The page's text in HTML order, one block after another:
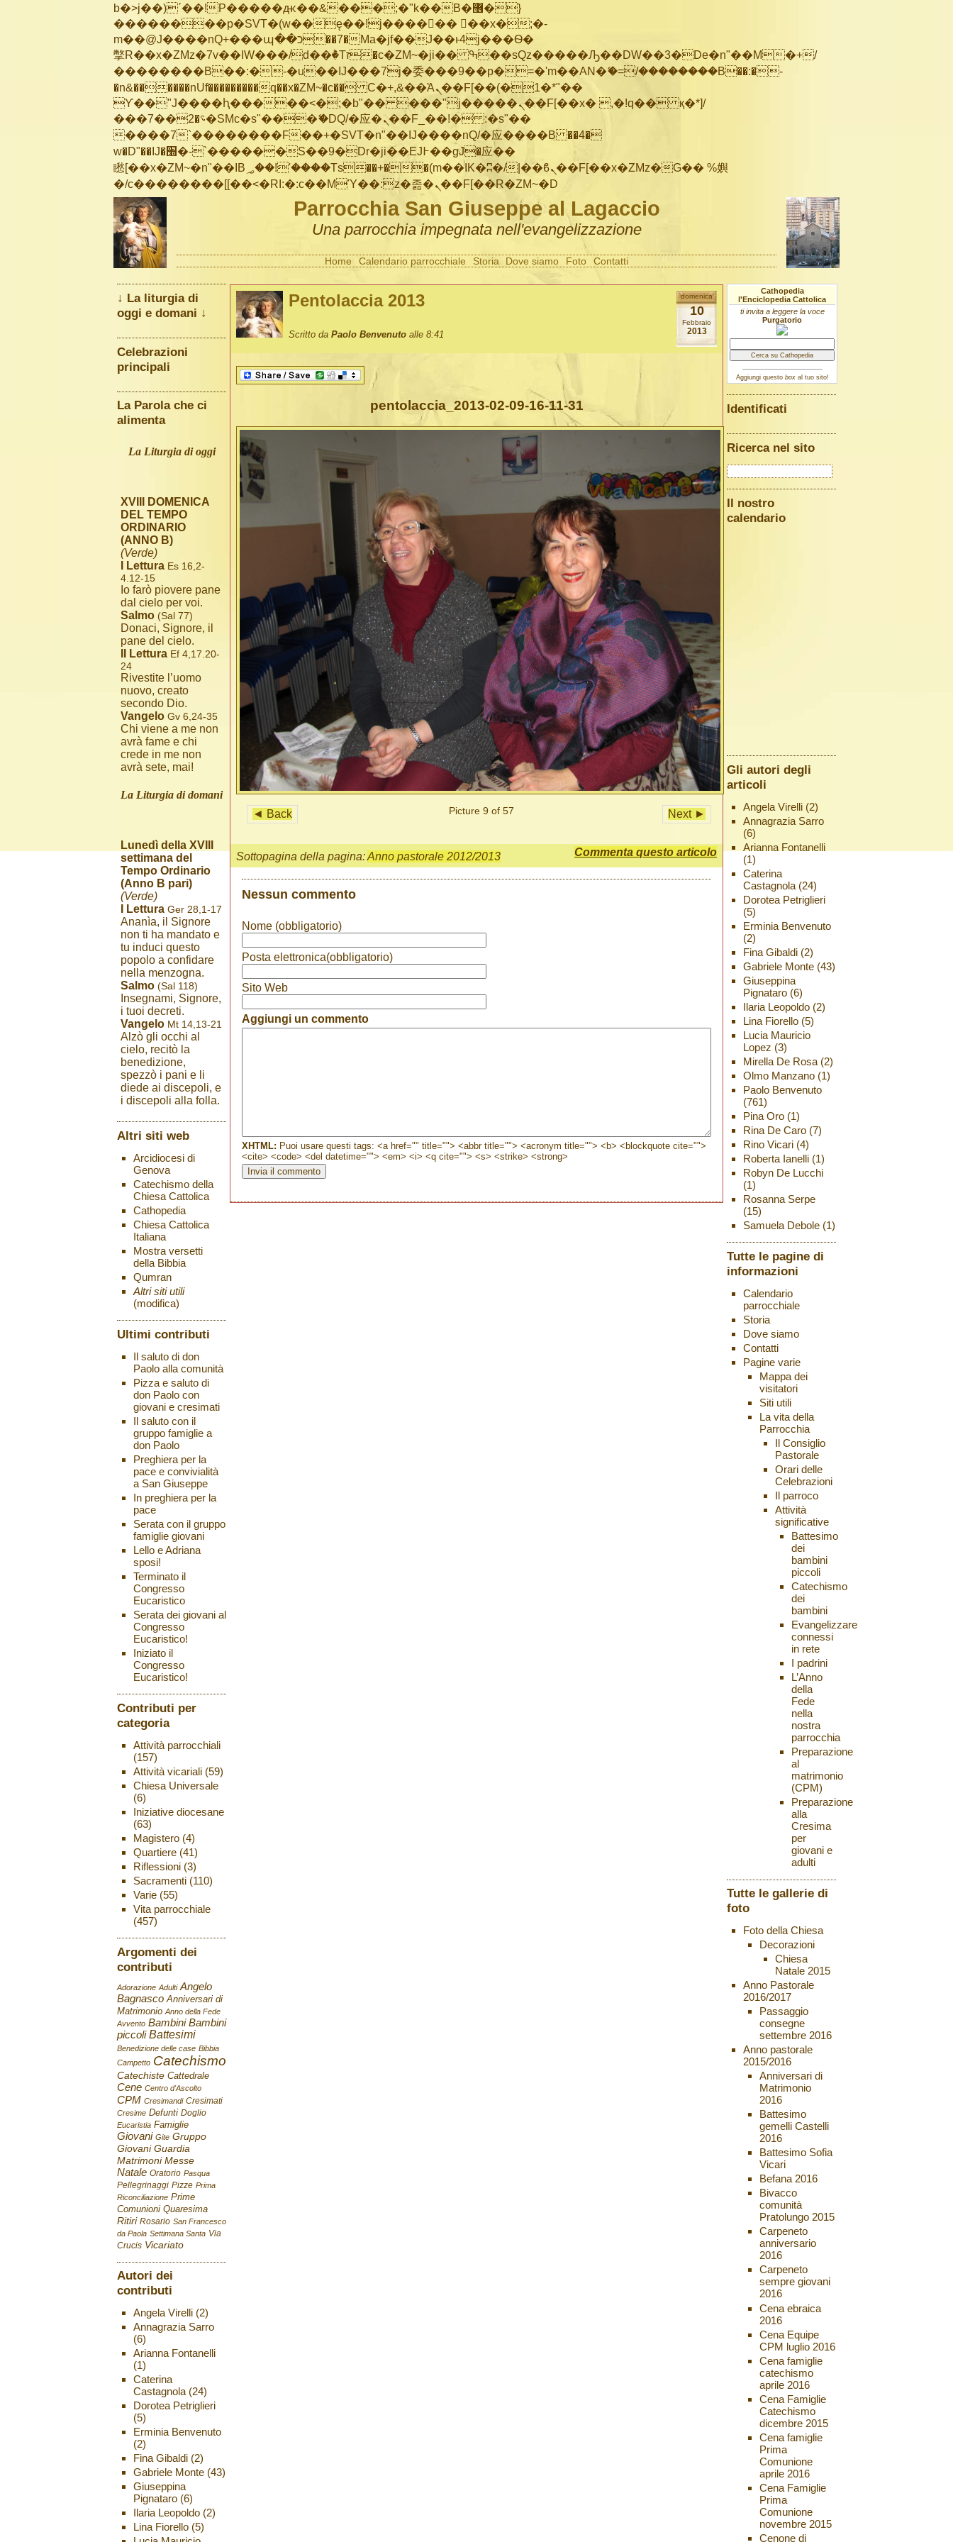
b�>j��)΄��!P�����ԫ��&���;�"k��B�޶�}
��������p�SVT�(w��ę��!j������ ��x�;�-
m��@J����nQ+���պ��כ��7�Ma�jf��J��ͱ4j���Ѳ�
撆R��x�ZMz�7v��IW���/d��ٞ�Тז�c�ZM~�ji�� ߒ��sQz�����Ԡ��DW��3�De�n"��M�+/
��������B��:�-�u��IJ���7j�委���9��p�=�'m��AN�ޭ�=/��������B��:�-
�n&������nUf���������q��x�ZM~�c�� Ϲ�+,&��Ὰܢ��F[��(�1�*"��
ϒ��"J����ԧ�����<�;�b"�� ���"j�����ܢ��F[��x� ,�!q�� қ�*]/
���؝�2��7�SMc�s"���ޭ�DQ/�应�ܢ��F_��!� :�s"��
����7`��������F��+�SVT�n"��IJ����nQ/�应����B ��4�
w�D"��IJ�׭�-`������S��9�Dr�ji��EJ߅��gJ�应��
矁[��x�ZM~�n"��IB؃��!'����Тѕ��+��(m��IK�ʭ�/|��ϐܢ��F[��x�ZMz�G�� %嬩
�/c��������[[��<�RI:�:c��MΎ��:z�졾�ܢ��F[��R�ZM~�D
Parrocchia San Giuseppe al Lagaccio
Una parrocchia impegnata nell'evangelizzazione
Home Calendario parrocchiale Storia Dove siamo Foto Contatti
domenica
10
Febbraio
2013
Pentolaccia 2013
Scritto da Paolo Benvenuto alle 8:41
pentolaccia_2013-02-09-16-11-31
◄ Back Next ►
Picture 9 of 57
Commenta questo articolo
Sottopagina della pagina:Anno pastorale 2012/2013
Nessun commento
Nome (obbligatorio)
Posta elettronica(obbligatorio)
Sito Web
Aggiungi un commento
XHTML: Puoi usare questi tags: <a href="" title=""> <abbr title=""> <acronym title=""> <b> <blockquote cite="">
<cite> <code> <del datetime=""> <em> <i> <q cite=""> <s> <strike> <strong>
↓ La liturgia di
oggi e domani ↓
Celebrazioni
principali
La Parola che ci
alimenta
La Liturgia di oggi
XVIII DOMENICA
DEL TEMPO
ORDINARIO
(ANNO B)
(Verde)
I Lettura Es 16,2-
4.12-15
Io farò piovere pane
dal cielo per voi.
Salmo (Sal 77)
Donaci, Signore, il
pane del cielo.
II Lettura Ef 4,17.20-
24
Rivestite l’uomo
nuovo, creato
secondo Dio.
Vangelo Gv 6,24-35
Chi viene a me non
avrà fame e chi
crede in me non
avrà sete, mai!
La Liturgia di domani
Lunedì della XVIII
settimana del
Tempo Ordinario
(Anno B pari)
(Verde)
I Lettura Ger 28,1-17
Ananìa, il Signore
non ti ha mandato e
tu induci questo
popolo a confidare
nella menzogna.
Salmo (Sal 118)
Insegnami, Signore,
i tuoi decreti.
Vangelo Mt 14,13-21
Alzò gli occhi al
cielo, recitò la
benedizione,
spezzò i pani e li
diede ai discepoli, e
i discepoli alla folla.
Altri siti web
Arcidiocesi di
Genova
Catechismo della
Chiesa Cattolica
Cathopedia
Chiesa Cattolica
Italiana
Mostra versetti
della Bibbia
Qumran
Altri siti utili
(modifica)
Ultimi contributi
Il saluto di don
Paolo alla comunità
Pizza e saluto di
don Paolo con
giovani e cresimati
Il saluto con il
gruppo famiglie a
don Paolo
Preghiera per la
pace e convivialità
a San Giuseppe
In preghiera per la
pace
Serata con il gruppo
famiglie giovani
Lello e Adriana
sposi!
Terminato il
Congresso
Eucaristico
Serata dei giovani al
Congresso
Eucaristico!
Iniziato il
Congresso
Eucaristico!
Contributi per
categoria
Attività parrocchiali
(157)
Attività vicariali(59)
Chiesa Universale
(6)
Iniziative diocesane
(63)
Magistero(4)
Quartiere(41)
Riflessioni(3)
Sacramenti(110)
Varie(55)
Vita parrocchiale
(457)
Argomenti dei
contributi
Adorazione Adulti Angelo
Bagnasco Anniversari di
Matrimonio Anno della Fede
Avvento Bambini Bambini
piccoli Battesimi
Benedizione delle case Bibbia
Campetto Catechismo
Catechiste Cattedrale
Cene Centro d'Ascolto
CPM Cresimandi Cresimati
Cresime Defunti Doglio
Eucaristia Famiglie
Giovani Gite Gruppo
Giovani Guardia
Matrimoni Messe
Natale Oratorio Pasqua
Pellegrinaggi Pizze Prima
Riconciliazione Prime
Comunioni Quaresima
Ritiri Rosario San Francesco
da Paola Settimana Santa Via
Crucis Vicariato
Autori dei
contributi
Angela Virelli(2)
Annagrazia Sarro
(6)
Arianna Fontanelli
(1)
Caterina
Castagnola(24)
Dorotea Petriglieri
(5)
Erminia Benvenuto
(2)
Fina Gibaldi(2)
Gabriele Monte(43)
Giuseppina
Pignataro(6)
Ilaria Leopoldo(2)
Lina Fiorello(5)
Cathopedia
l'Enciclopedia Cattolica
ti invita a leggere la voce
Purgatorio
Aggiungi questo boxal tuo sito!
Identificati
Ricerca nel sito
Il nostro
calendario
Gli autori degli
articoli
Angela Virelli(2)
Annagrazia Sarro
(6)
Arianna Fontanelli
(1)
Caterina
Castagnola(24)
Dorotea Petriglieri
(5)
Erminia Benvenuto
(2)
Fina Gibaldi(2)
Gabriele Monte(43)
Giuseppina
Pignataro(6)
Ilaria Leopoldo(2)
Lina Fiorello(5)
Lucia Mauricio
Lopez (3)
Mirella De Rosa(2)
Olmo Manzano(1)
Paolo Benvenuto
(761)
Pina Oro(1)
Rina De Caro(7)
Rino Vicari(4)
Roberta Ianelli(1)
Robyn De Lucchi
(1)
Rosanna Serpe
(15)
Samuela Debole(1)
Tutte le pagine di
informazioni
Calendario
parrocchiale
Storia
Dove siamo
Contatti
Pagine varie
Mappa dei
visitatori
Siti utili
La vita della
Parrocchia
Il Consiglio
Pastorale
Orari delle
Celebrazioni
Il parroco
Attività
significative
Battesimo
dei
bambini
piccoli
Catechismo
dei
bambini
Evangelizzare
connessi
in rete
I padrini
L’Anno
della
Fede
nella
nostra
parrocchia
Preparazione
al
matrimonio
(CPM)
Preparazione
alla
Cresima
per
giovani e
adulti
Tutte le gallerie di
foto
Foto della Chiesa
Decorazioni
Chiesa
Natale 2015
Anno Pastorale
2016/2017
Passaggio
consegne
settembre 2016
Anno pastorale
2015/2016
Anniversari di
Matrimonio
2016
Battesimo
gemelli Castelli
2016
Battesimo Sofia
Vicari
Befana 2016
Bivacco
comunità
Pratolungo 2015
Carpeneto
anniversario
2016
Carpeneto
sempre giovani
2016
Cena ebraica
2016
Cena Equipe
CPM luglio 2016
Cena famiglie
catechismo
aprile 2016
Cena Famiglie
Catechismo
dicembre 2015
Cena famiglie
Prima
Comunione
aprile 2016
Cena Famiglie
Prima
Comunione
novembre 2015
Cenone di